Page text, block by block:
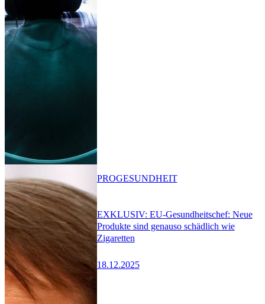
EXKLUSIV: EU-Gesundheitschef: Neue
Produkte sind genauso schädlich wie
Zigaretten
18.12.2025
PROGESUNDHEIT